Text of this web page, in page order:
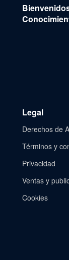
Legal
Derechos de
Términos y
Privacidad
Ventas y
Cookies